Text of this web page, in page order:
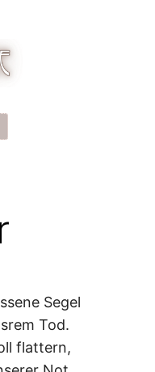
É
E
Segel
Tod.
flattern,